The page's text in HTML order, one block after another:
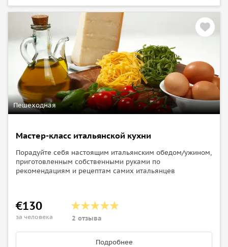
Пешеходная
Мастер-класс итальянской кухни
Порадуйте себя настоящим итальянским обедом/ужином,
приготовленным собственными руками по
рекомендациям и рецептам самих итальянцев
€130
за человека 2 отзыва
Подробнее